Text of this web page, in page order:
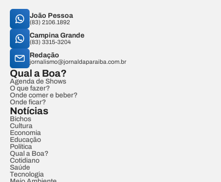
João Pessoa
(83) 2106.1892
Campina Grande
(83) 3315-3204
Redação
jornalismo@jornaldaparaiba.com.br
Qual a Boa?
Agenda de Shows
O que fazer?
Onde comer e beber?
Onde ficar?
Notícias
Bichos
Cultura
Economia
Educação
Política
Qual a Boa?
Cotidiano
Saúde
Tecnologia